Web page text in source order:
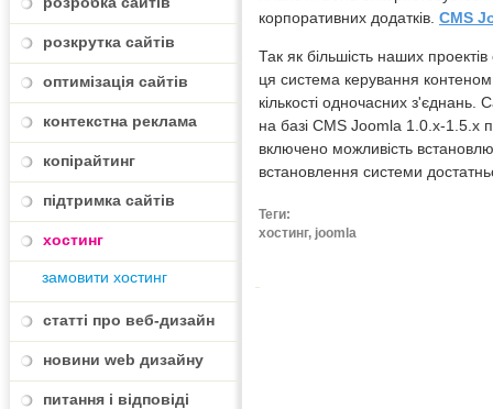
розкрутка сайтів
оптимізація сайтів
контекстна реклама
копірайтинг
підтримка сайтів
хостинг
замовити хостинг
статті про веб-дизайн
новини web дизайну
питання і відповіді
корпоративних додатків. CMS
Так як більшість наших
ця система керування
кількості одночасних
на базі CMS Joomla 1.0.х-1.5.х
включено можливість
встановлення системи
Теги:
хостинг, joomla